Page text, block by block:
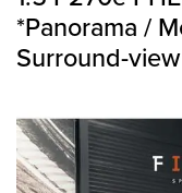
*Panorama /
Surround-